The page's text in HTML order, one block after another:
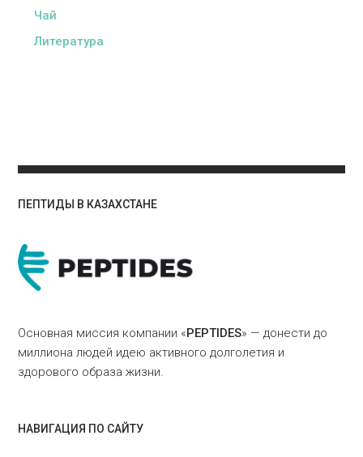
Чай
Литература
ПЕПТИДЫ В КАЗАХСТАНЕ
Основная миссия компании «PEPTIDES» — донести до
миллиона людей идею активного долголетия и
здорового образа жизни.
НАВИГАЦИЯ ПО САЙТУ